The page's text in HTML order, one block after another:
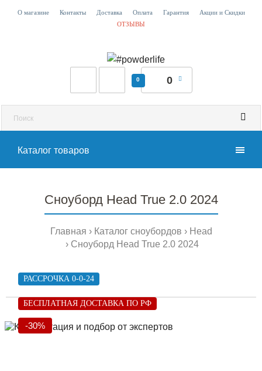
О магазине Контакты Доставка Оплата Гарантия
Акции и Скидки
ОТЗЫВЫ
0 0
Каталог товаров
Сноуборд Head True 2.0 2024
Главная Каталог сноубордов
Head
Сноуборд Head True 2.0 2024
-30%
БЕСПЛАТНАЯ ДОСТАВКА ПО РФ
РАССРОЧКА 0-0-24